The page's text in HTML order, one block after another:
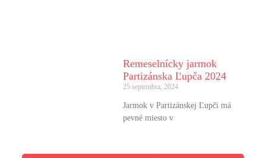
Remeselnícky jarmok
Partizánska Ľupča 2024
25 septembra, 2024
Jarmok v Partizánskej Ľupči má
pevné miesto v